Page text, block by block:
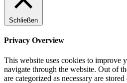
Schließen
Privacy Overview
This website uses cookies to improve
navigate through the website. Out of
are categorized as necessary are